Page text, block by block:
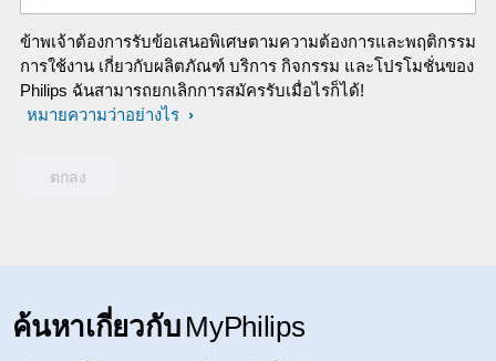
ข้าพเจ้าต้องการรับข้อเสนอพิเศษตามความต้องการและพฤติกรรม
การใช้งาน เกี่ยวกับผลิตภัณฑ์ บริการ กิจกรรม และโปรโมชั่นของ
Philips ฉันสามารถยกเลิกการสมัครรับเมื่อไรก็ได้!
หมายความว่าอย่างไร
ค้นหาเกี่ยวกับ MyPhilips